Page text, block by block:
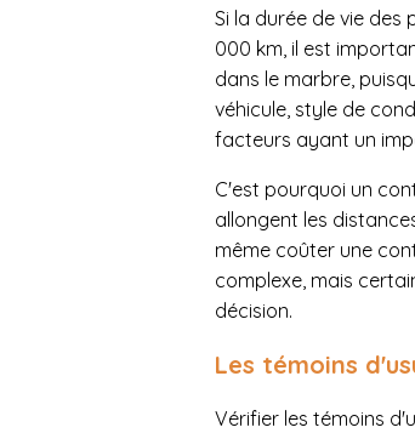
Si la durée de vie
000 km, il est
dans le marbre,
véhicule, style de
facteurs ayant un
C'est pourquoi un
allongent les
même coûter une
complexe, mais
décision.
Les témoins
Vérifier les témoins